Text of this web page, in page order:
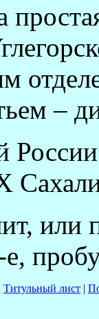
–
или
Титульный лист |